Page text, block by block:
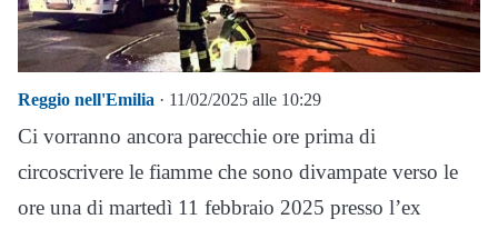
Reggio nell'Emilia · 11/02/2025 alle 10:29
Ci vorranno ancora parecchie ore prima di
circoscrivere le fiamme che sono divampate verso le
ore una di martedì 11 febbraio 2025 presso l’ex